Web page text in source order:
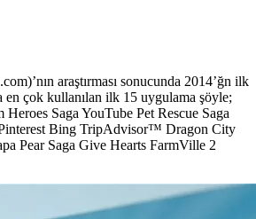
araştırması sonucunda 2014’ğn ilk
en çok kullanılan ilk 15 uygulama şöyle;
Saga YouTube Pet Rescue Saga
Bing TripAdvisor™ Dragon City
Pear Saga Give Hearts FarmVille 2